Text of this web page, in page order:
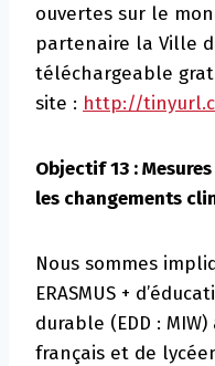
ouvertes sur le
partenaire la Ville
téléchargeable
site : http://
Objectif 13 :
les changements
Nous sommes
ERASMUS +
durable (EDD :
français et de